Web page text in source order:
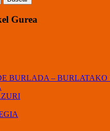
Gurea
BURLADA – BURLATAKO